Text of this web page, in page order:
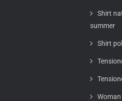
Shirt
summer
Shirt